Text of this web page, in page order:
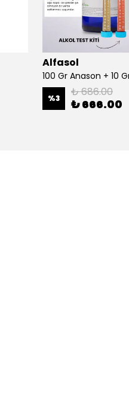
Alfasol
%3 ₺ 686.00
₺ 666.00